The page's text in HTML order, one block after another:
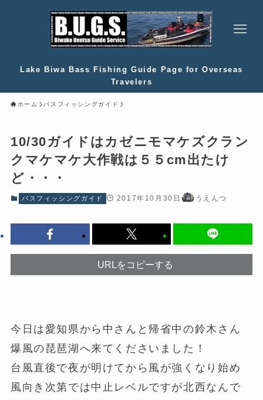
Lake Biwa Bass Fishing Guide Page for Overseas
Travelers
ホーム バスフィッシングガイド
10/30ガイドはカゼニモマケズクラン
クマケマケ大作戦は５５cm出たけ
ど・・・
バスフィッシングガイド 2017年10月30日 うえんつ
URLをコピーする
今日は愛知県から中さんと帰省中の鈴木さん
爆風の琵琶湖へ来てくださいました！
台風直後で夜が明けてから風が強くなり始め
風向き次第では中止レベルですが北西なんで